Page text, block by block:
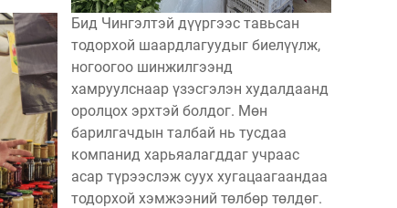
Бид Чингэлтэй дүүргээс тавьсан
тодорхой шаардлагуудыг биелүүлж,
ногоогоо шинжилгээнд
хамруулснаар үзэсгэлэн худалдаанд
оролцох эрхтэй болдог. Мөн
барилгачдын талбай нь тусдаа
компанид харьяалагддаг учраас
асар түрээслэж суух хугацаагаандаа
тодорхой хэмжээний төлбөр төлдөг.